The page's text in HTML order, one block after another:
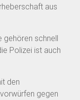
aus
gehören schnell
Polizei ist auch
den
gegen